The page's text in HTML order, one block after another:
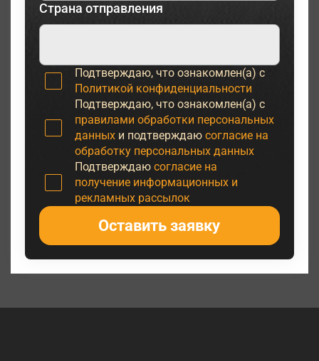
Страна отправления
Подтверждаю, что ознакомлен(а) с
Политикой конфиденциальности
Подтверждаю, что ознакомлен(а) с
правилами обработки персональных
данныхи подтверждаю согласие на
обработку персональных данных
Подтверждаю согласие на
получение информационных и
рекламных рассылок
Оставить заявку